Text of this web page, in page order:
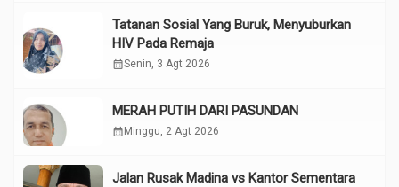
Tatanan Sosial Yang Buruk, Menyuburkan
HIV Pada Remaja
calendar_monthSenin, 3 Agt 2026
MERAH PUTIH DARI PASUNDAN
calendar_month Minggu, 2 Agt 2026
Jalan Rusak Madina vs Kantor Sementara